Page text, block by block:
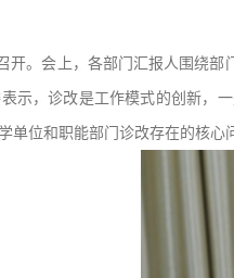
开。会上，各部门汇报人围绕
示，诊改是工作模式的创新，
单位和职能部门诊改存在的核